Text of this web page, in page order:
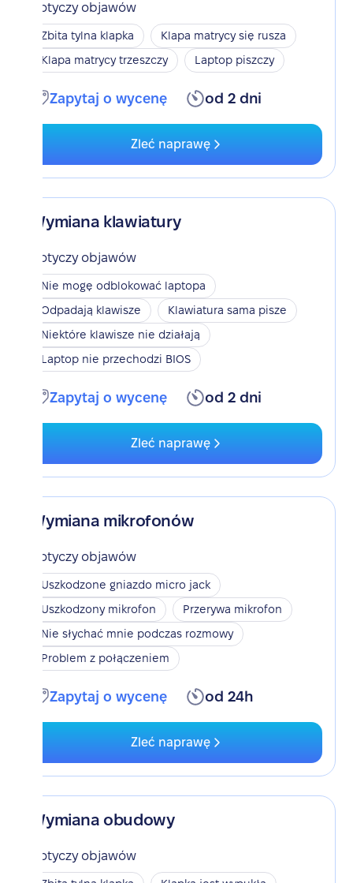
Dotyczy objawów
Zbita tylna klapka
Klapa matrycy się rusza
Klapa matrycy trzeszczy
Laptop piszczy
Zapytaj o wycenę od 2 dni
Zleć naprawę
Wymiana klawiatury
Dotyczy objawów
Nie mogę odblokować laptopa
Odpadają klawisze
Klawiatura sama pisze
Niektóre klawisze nie działają
Laptop nie przechodzi BIOS
Zapytaj o wycenę od 2 dni
Zleć naprawę
Wymiana mikrofonów
Dotyczy objawów
Uszkodzone gniazdo micro jack
Uszkodzony mikrofon
Przerywa mikrofon
Nie słychać mnie podczas rozmowy
Problem z połączeniem
Zapytaj o wycenę od 24h
Zleć naprawę
Wymiana obudowy
Dotyczy objawów